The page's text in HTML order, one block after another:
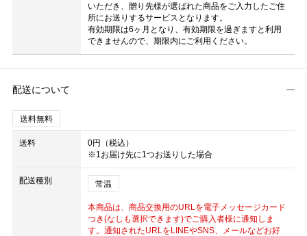
いただき、贈り先様が選ばれた商品をご入力したご住
所にお送りするサービスとなります。
有効期限は6ヶ月となり、有効期限を過ぎますと利用
できませんので、期限内にご利用ください。
配送について
送料無料
送料
0円（税込）
※1お届け先に1つお送りした場合
配送種別 常温
本商品は、商品交換用のURLを電子メッセージカード
つき(なしも選択できます)でご購入者様に通知しま
す。通知されたURLをLINEやSNS、メールなどお好